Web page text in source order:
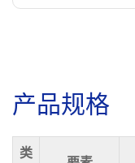
产品规格
类